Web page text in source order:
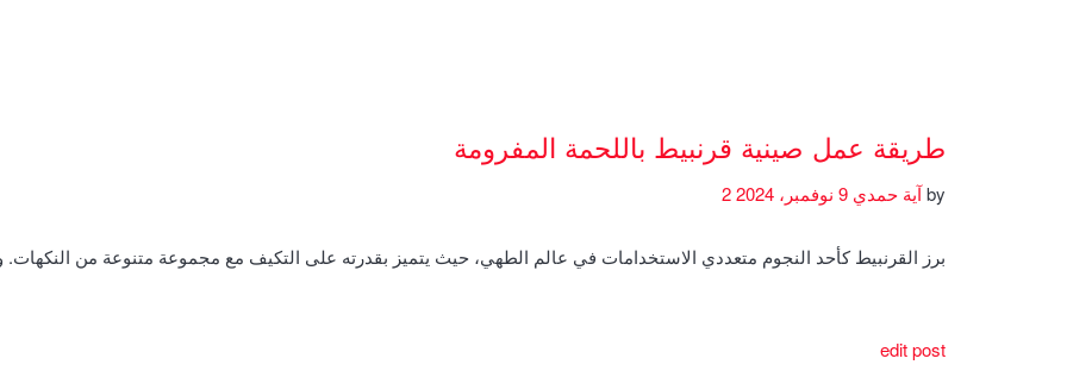
طريقة عمل صينية قرنبيط باللحمة المفرومة
byآية حمدي
برز القرنبيط كأحد النجوم متعددي الاستخدامات في عالم الطهي، حيث يتميز بقدرته على التكيف مع مجموعة متنوعة من
edit post